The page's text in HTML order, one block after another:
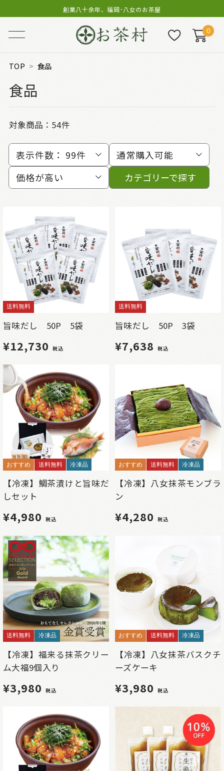
創業八十余年、福岡･八女のお茶屋
0
TOP 食品
食品
対象商品： 54件
表示件数： 99件
通常購入可能
価格が高い
カテゴリーで探す
送料無料
旨味だし 50P 5袋
¥12,730 税込
送料無料
旨味だし 50P 3袋
¥7,638 税込
おすすめ 送料無料 冷凍品
【冷凍】鯛茶漬けと旨味だ
しセット
¥4,980 税込
おすすめ 送料無料 冷凍品
【冷凍】八女抹茶モンブラ
ン
¥4,280 税込
送料無料 冷凍品
【冷凍】福来る抹茶クリー
ム大福9個入り
¥3,980 税込
おすすめ 送料無料 冷凍品
【冷凍】八女抹茶バスクチ
ーズケーキ
¥3,980 税込